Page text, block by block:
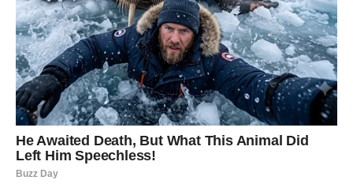
osoba igrati veliku ulogu u vašem životu. To može biti
prijatelj, kolega ili neko koga ste skoro upoznale.
Ova osoba mogla bi vam pomoći važnim savjetom,
informacijom ili poslovnom prilikom zahvaljujući kojoj
ćete mnogo lakše ostvariti ono što želite.
Zvijezde vam poručuju da ne ignorišete razgovore i nova
poznanstva jer upravo preko jedne neočekivane situacije